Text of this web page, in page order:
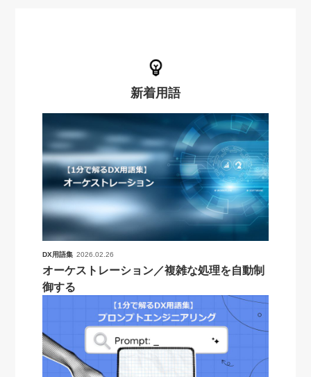
新着用語
DX用語集 2026.02.26
オーケストレーション／複雑な処理を自動制
御する